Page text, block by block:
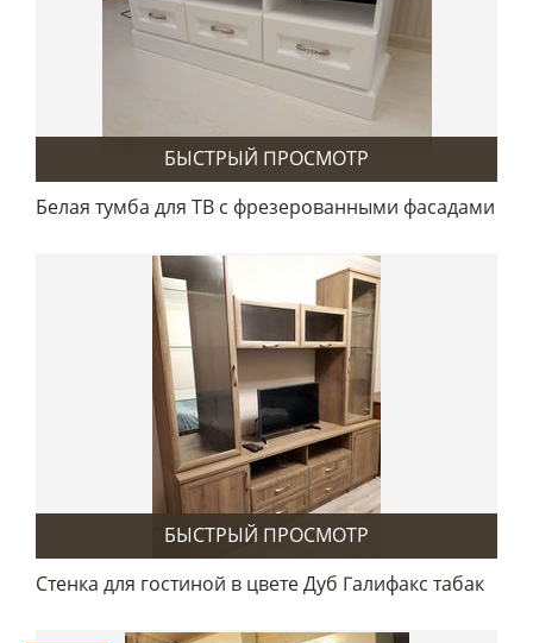
БЫСТРЫЙ ПРОСМОТР
Белая тумба для ТВ с фрезерованными фасадами
БЫСТРЫЙ ПРОСМОТР
Стенка для гостиной в цвете Дуб Галифакс табак